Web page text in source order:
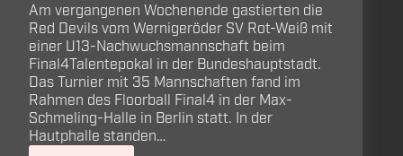
Am vergangenen Wochenende gastierten die
Red Devils vom Wernigeröder SV Rot-Weiß mit
einer U13-Nachwuchsmannschaft beim
Final4Talentepokal in der Bundeshauptstadt.
Das Turnier mit 35 Mannschaften fand im
Rahmen des Floorball Final4 in der Max-
Schmeling-Halle in Berlin statt. In der
Hautphalle standen…